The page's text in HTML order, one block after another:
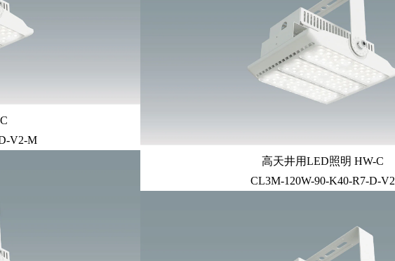
V2-M
高天井用LED照明 HW-C
CL3M-120W-90-K40-R7-D-V2